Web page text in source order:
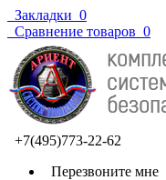
Закладки 0
Сравнение товаров 0
+7(495)773-22-62
Перезвоните мне